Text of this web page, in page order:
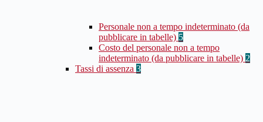
Personale non a tempo indeterminato (da
pubblicare in tabelle) 5
Costo del personale non a tempo
indeterminato (da pubblicare in tabelle) 2
Tassi di assenza 3